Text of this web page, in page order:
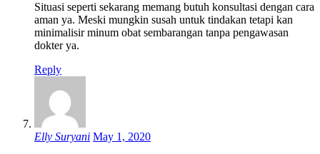
Situasi seperti sekarang memang butuh konsultasi dengan cara
aman ya. Meski mungkin susah untuk tindakan tetapi kan
minimalisir minum obat sembarangan tanpa pengawasan
dokter ya.
Reply
Elly Suryani May 1, 2020